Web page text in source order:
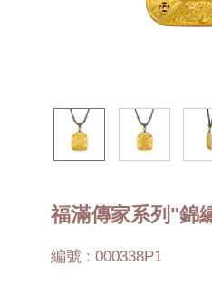
福滿傳家系列"錦
編號 : 000338P1